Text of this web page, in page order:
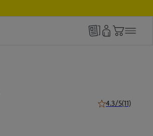
4.3/5(11)